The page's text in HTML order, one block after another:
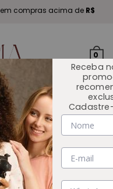
em compras acima de R$
0
Receba